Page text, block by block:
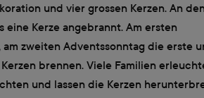
und vier grossen Kerzen. An
Kerze angebrannt. Am ersten
zweiten Adventssonntag die erste
brennen. Viele Familien
und lassen die Kerzen